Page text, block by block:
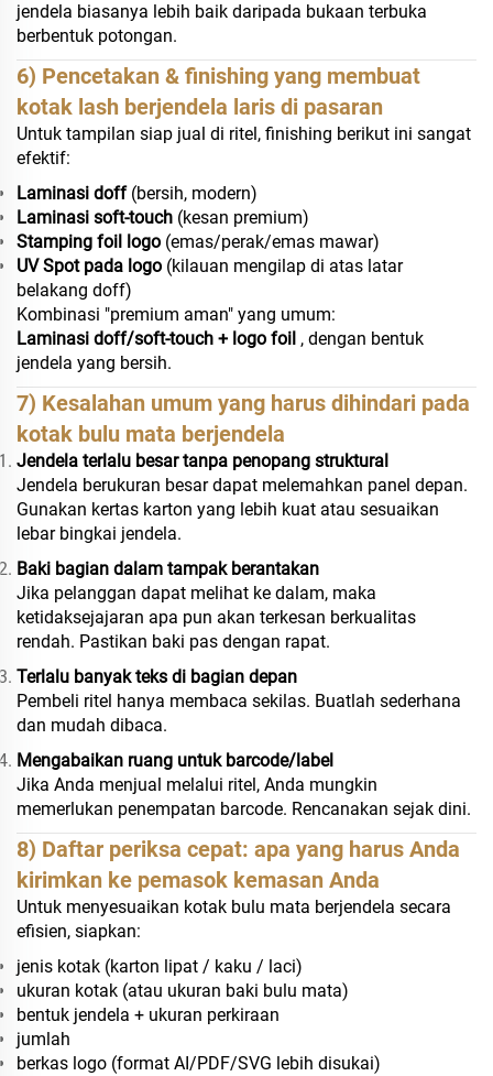
jendela biasanya lebih baik daripada bukaan terbuka
berbentuk potongan.
6) Pencetakan & finishing yang membuat
kotak lash berjendela laris di pasaran
Untuk tampilan siap jual di ritel, finishing berikut ini sangat
efektif:
Laminasi doff (bersih, modern)
Laminasi soft-touch (kesan premium)
Stamping foil logo (emas/perak/emas mawar)
UV Spot pada logo (kilauan mengilap di atas latar
belakang doff)
Kombinasi "premium aman" yang umum:
Laminasi doff/soft-touch + logo foil , dengan bentuk
jendela yang bersih.
7) Kesalahan umum yang harus dihindari pada
kotak bulu mata berjendela
Jendela terlalu besar tanpa penopang struktural
Jendela berukuran besar dapat melemahkan panel depan.
Gunakan kertas karton yang lebih kuat atau sesuaikan
lebar bingkai jendela.
Baki bagian dalam tampak berantakan
Jika pelanggan dapat melihat ke dalam, maka
ketidaksejajaran apa pun akan terkesan berkualitas
rendah. Pastikan baki pas dengan rapat.
Terlalu banyak teks di bagian depan
Pembeli ritel hanya membaca sekilas. Buatlah sederhana
dan mudah dibaca.
Mengabaikan ruang untuk barcode/label
Jika Anda menjual melalui ritel, Anda mungkin
memerlukan penempatan barcode. Rencanakan sejak dini.
8) Daftar periksa cepat: apa yang harus Anda
kirimkan ke pemasok kemasan Anda
Untuk menyesuaikan kotak bulu mata berjendela secara
efisien, siapkan:
jenis kotak (karton lipat / kaku / laci)
ukuran kotak (atau ukuran baki bulu mata)
bentuk jendela + ukuran perkiraan
jumlah
berkas logo (format AI/PDF/SVG lebih disukai)